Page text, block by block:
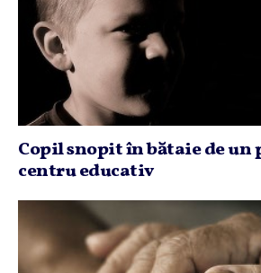
Copil snopit în bătaie de
centru educativ